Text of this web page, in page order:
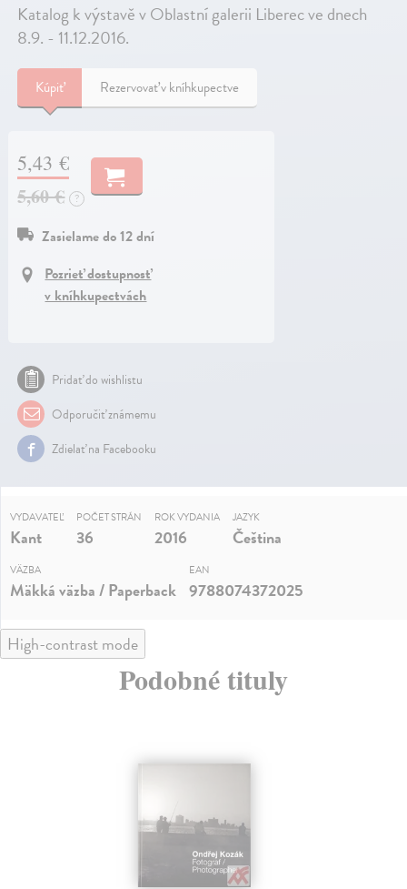
Katalog k výstavě v Oblastní galerii Liberec ve dnech
8.9. - 11.12.2016.
Kúpiť Rezervovať v kníhkupectve
5,43 €
5,60 € ?
Zasielame do 12 dní
Pozrieť dostupnosť
v kníhkupectvách
Pridať do wishlistu
Odporučiť známemu
Zdielať na Facebooku
VYDAVATEĽ
Kant
POČET STRÁN
36
ROK VYDANIA
2016
JAZYK
Čeština
VÄZBA
Mäkká väzba / Paperback
EAN
9788074372025
High-contrast mode
Podobné tituly